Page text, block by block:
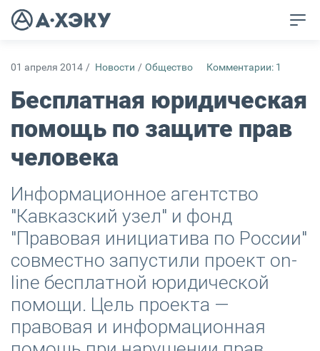
01 апреля 2014 / Новости / Общество Комментарии: 1
Бесплатная юридическая
помощь по защите прав
человека
Информационное агентство
"Кавказский узел" и фонд
"Правовая инициатива по России"
совместно запустили проект on-
line бесплатной юридической
помощи. Цель проекта —
правовая и информационная